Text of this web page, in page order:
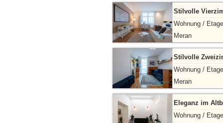
Stilvolle
Wohnung / Etage
Meran
Stilvolle
Wohnung / Etage
Meran
Eleganz im
Wohnung / Etage